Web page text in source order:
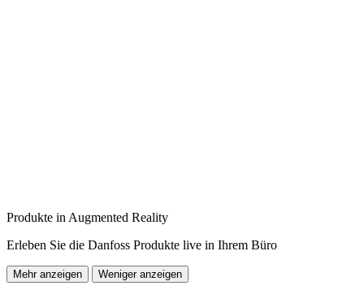
Produkte in Augmented Reality
Erleben Sie die Danfoss Produkte live in Ihrem Büro
Mehr anzeigen Weniger anzeigen